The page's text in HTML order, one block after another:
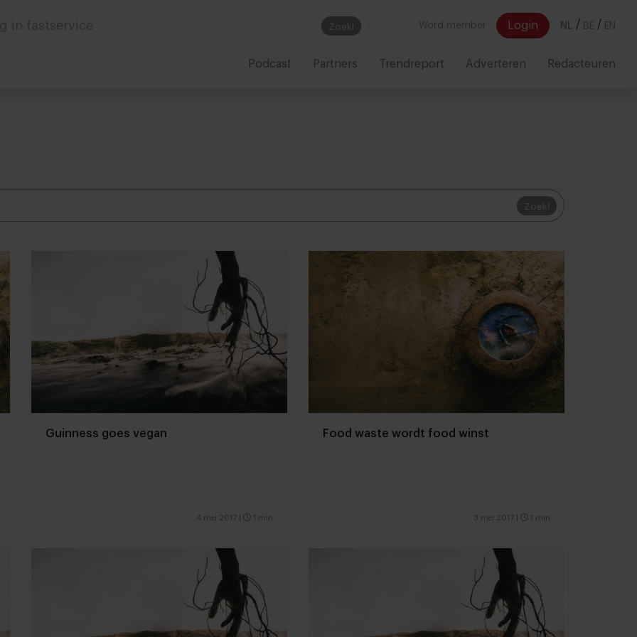
Zoek!
in fastservice Word member Login NL / BE / EN
Podcast Partners Trendreport Adverteren Redacteuren
Zoek!
Guinness goes vegan
4 mei 2017 1 min
Food waste wordt food winst
3 mei 2017 1 min